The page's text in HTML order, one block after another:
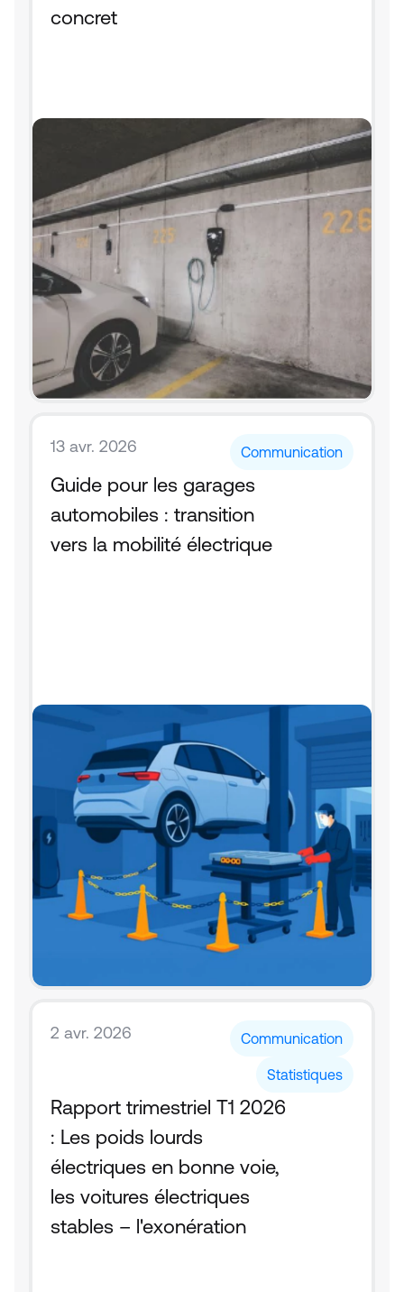
concret
13 avr. 2026 Communication
Guide pour les garages
automobiles : transition
vers la mobilité électrique
2 avr. 2026 Communication
Statistiques
Rapport trimestriel T1 2026
: Les poids lourds
électriques en bonne voie,
les voitures électriques
stables – l'exonération